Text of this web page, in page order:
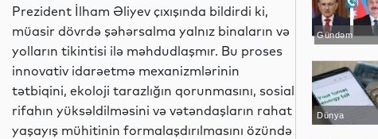
Prezident İlham Əliyev çıxışında bildirdi ki,
müasir dövrdə şəhərsalma yalnız binaların və
yolların tikintisi ilə məhdudlaşmır. Bu proses
innovativ idarəetmə mexanizmlərinin
tətbiqini, ekoloji tarazlığın qorunmasını, sosial
rifahın yüksəldilməsini və vətəndaşların rahat
yaşayış mühitinin formalaşdırılmasını özündə
Gündəm
Dünya